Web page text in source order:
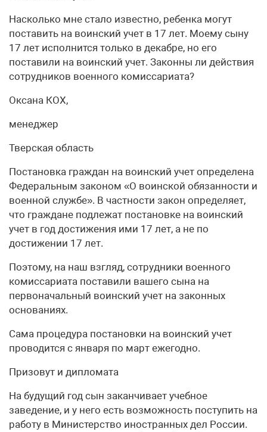
Насколько мне стало известно, ребенка могут
поставить на воинский учет в 17 лет. Моему сыну
17 лет исполнится только в декабре, но его
поставили на воинский учет. Законны ли действия
сотрудников военного комиссариата?
Оксана КОХ,
менеджер
Тверская область
Постановка граждан на воинский учет определена
Федеральным законом «О воинской обязанности и
военной службе». В частности закон определяет,
что граждане подлежат постановке на воинский
учет в год достижения ими 17 лет, а не по
достижении 17 лет.
Поэтому, на наш взгляд, сотрудники военного
комиссариата поставили вашего сына на
первоначальный воинский учет на законных
основаниях.
Сама процедура постановки на воинский учет
проводится с января по март ежегодно.
Призовут и дипломата
На будущий год сын заканчивает учебное
заведение, и у него есть возможность поступить на
работу в Министерство иностранных дел России.